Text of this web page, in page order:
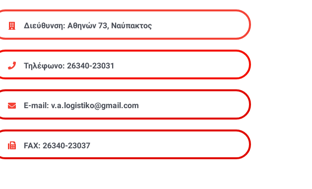
Διεύθυνση: Αθηνών 73, Ναύπακτος
Τηλέφωνο: 26340-23031
E-mail: v.a.logistiko@gmail.com
FAX: 26340-23037